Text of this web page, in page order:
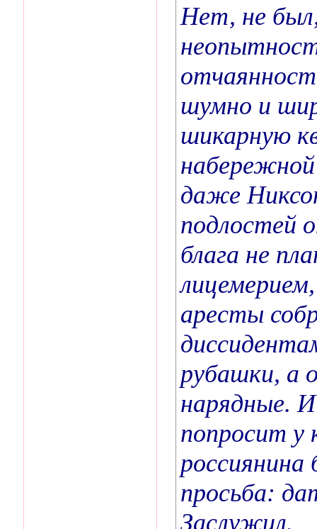
Нет, не
шумно и
шикарную
даже
подлостей
блага не
аресты
рубашки, а
нарядные.
попросит у
россиянина
просьба:
Заслужил.